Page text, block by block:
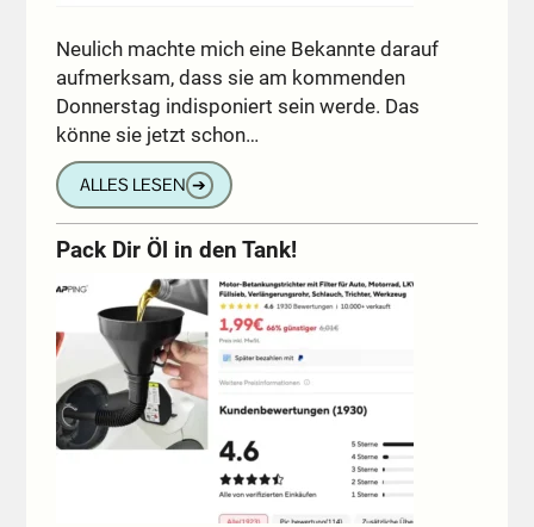
Neulich machte mich eine Bekannte darauf
aufmerksam, dass sie am kommenden
Donnerstag indisponiert sein werde. Das
könne sie jetzt schon…
ALLES LESEN ➔
Pack Dir Öl in den Tank!